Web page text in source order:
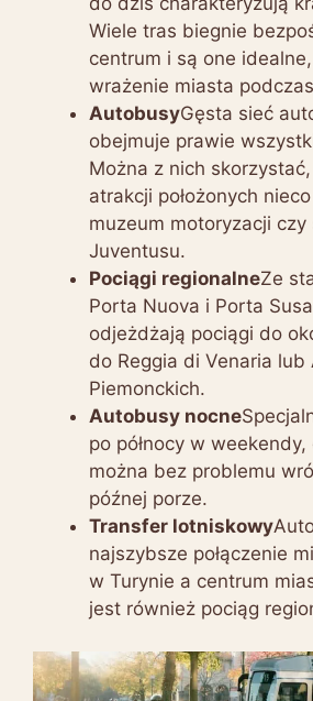
Wiele tras biegnie
centrum i są one
wrażenie miasta
AutobusyGęsta sieć
obejmuje prawie
Można z nich
atrakcji położonych
muzeum motoryzacji czy
Juventusu.
Pociągi regionalneZe
Porta Nuova i Porta
odjeżdżają pociągi do
do Reggia di Venaria lub
Piemonckich.
Autobusy nocne
po północy w
można bez problemu
późnej porze.
Transfer lotniskowy
najszybsze połączenie
w Turynie a centrum
jest również pociąg